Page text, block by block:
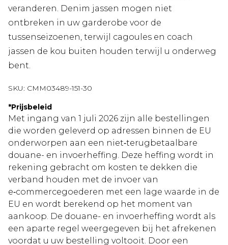
veranderen. Denim jassen mogen niet
ontbreken in uw garderobe voor de
tussenseizoenen, terwijl cagoules en coach
jassen de kou buiten houden terwijl u onderweg
bent.
SKU: CMM03489-151-30
*Prijsbeleid
Met ingang van 1 juli 2026 zijn alle bestellingen
die worden geleverd op adressen binnen de EU
onderworpen aan een niet‑terugbetaalbare
douane- en invoerheffing. Deze heffing wordt in
rekening gebracht om kosten te dekken die
verband houden met de invoer van
e‑commercegoederen met een lage waarde in de
EU en wordt berekend op het moment van
aankoop. De douane- en invoerheffing wordt als
een aparte regel weergegeven bij het afrekenen
voordat u uw bestelling voltooit. Door een